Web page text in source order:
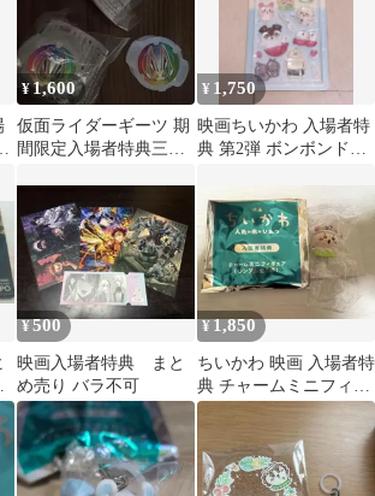
¥1,600
仮面ライダーギーツ 期
間限定入場者特典三つ
¥ 1,750
映画ちいかわ 入場者特
典 第2弾 ボンボンドロ
¥500
映画入場者特典 まと
め売り バラ不可
¥1,850
ちいかわ 映画 入場者特
典 チャームミニフィギ
ュア 古本屋